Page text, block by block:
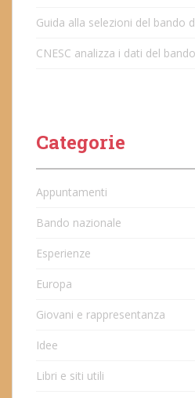
Guida alla selezioni del bando
CNESC analizza i dati del
Categorie
Appuntamenti
Bando nazionale
Esperienze
Europa
Giovani e rappresentanza
Idee
Libri e siti utili